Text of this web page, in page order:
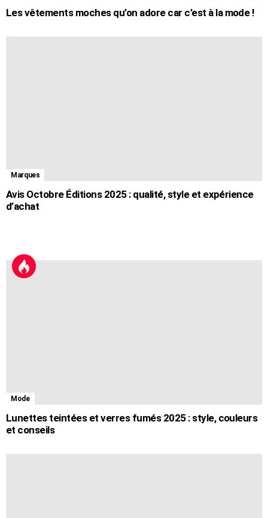
Les vêtements moches qu’on adore car c’est à la mode !
Marques
Avis Octobre Éditions 2025 : qualité, style et expérience
d’achat
Mode
Lunettes teintées et verres fumés 2025 : style, couleurs
et conseils